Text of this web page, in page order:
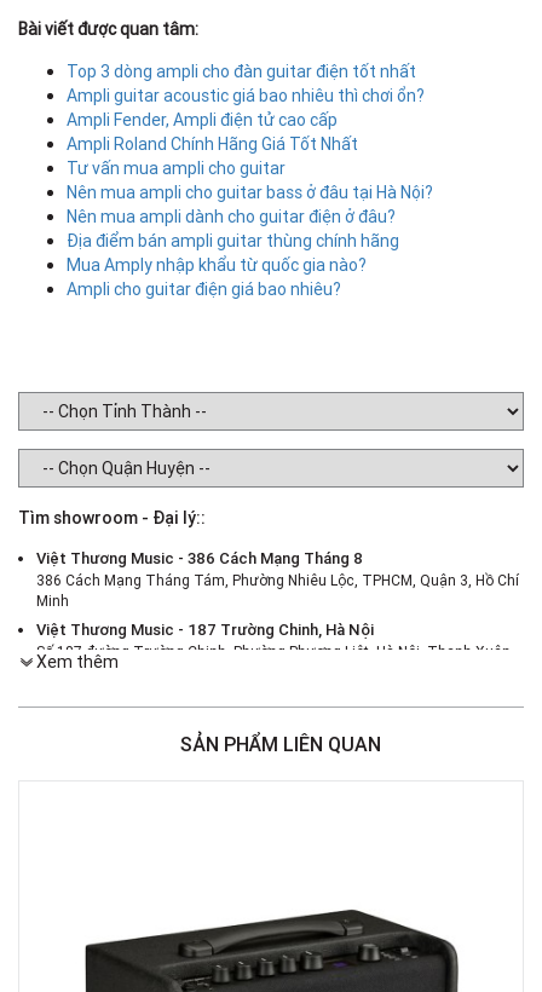
Bài viết được quan tâm:
Top 3 dòng ampli cho đàn guitar điện tốt nhất
Ampli guitar acoustic giá bao nhiêu thì chơi ổn?
Ampli Fender, Ampli điện tử cao cấp
Ampli Roland Chính Hãng Giá Tốt Nhất
Tư vấn mua ampli cho guitar
Nên mua ampli cho guitar bass ở đâu tại Hà Nội?
Nên mua ampli dành cho guitar điện ở đâu?
Địa điểm bán ampli guitar thùng chính hãng
Mua Amply nhập khẩu từ quốc gia nào?
Ampli cho guitar điện giá bao nhiêu?
Tìm showroom - Đại lý::
Việt Thương Music - 386 Cách Mạng Tháng 8
386 Cách Mạng Tháng Tám, Phường Nhiêu Lộc, TPHCM, Quận 3, Hồ Chí
Minh
Việt Thương Music - 187 Trường Chinh, Hà Nội
Số 187 đường Trường Chinh, Phường Phương Liệt, Hà Nội, Thanh Xuân ,
Hà Nội
Việt Thương Music - 46 Hào Nam
Việt Thương Music - Crescent Mall
Việt Thương Music - 102Q An Dương Vương
102Q Đường An Dương Vương, Phường An Đông, TPHCM, Quận 5, Hồ Chí
Xem thêm
SẢN PHẨM LIÊN QUAN